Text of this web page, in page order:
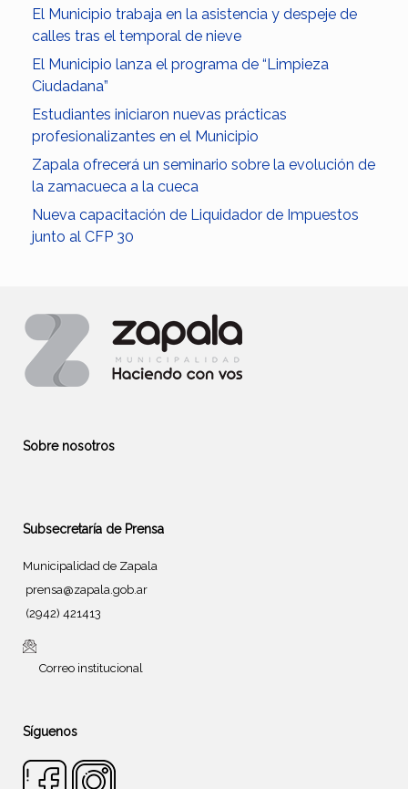
El Municipio trabaja en la asistencia y despeje de
calles tras el temporal de nieve
El Municipio lanza el programa de “Limpieza
Ciudadana”
Estudiantes iniciaron nuevas prácticas
profesionalizantes en el Municipio
Zapala ofrecerá un seminario sobre la evolución de
la zamacueca a la cueca
Nueva capacitación de Liquidador de Impuestos
junto al CFP 30
Sobre nosotros
Subsecretaría de Prensa
Municipalidad de Zapala
prensa@zapala.gob.ar
(2942) 421413
Correo institucional
Síguenos